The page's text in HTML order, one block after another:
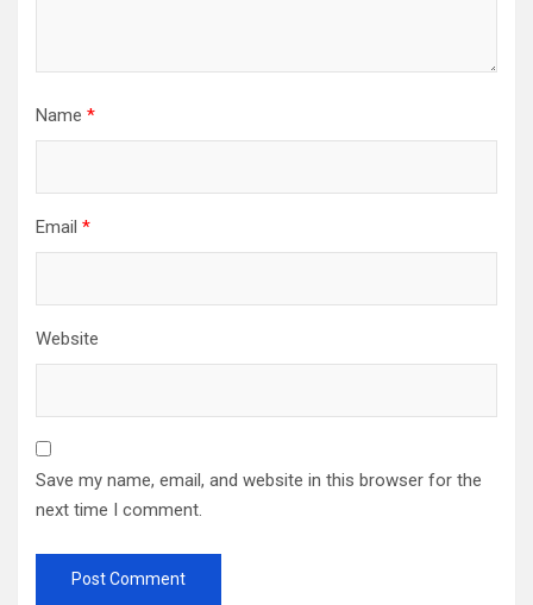
Name *
Email *
Website
Save my name, email, and website in this browser for the
next time I comment.